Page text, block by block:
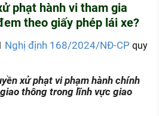
phạt hành vi tham gia
theo giấy phép lái xe?
Nghị định 168/2024/NĐ-CP quy
xử phạt vi phạm hành chính
thông trong lĩnh vực giao